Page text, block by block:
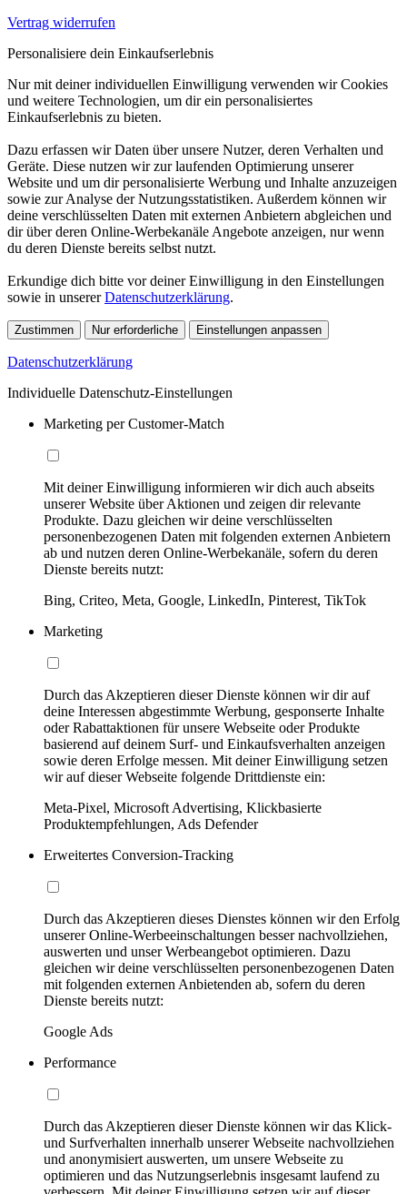
Vertrag widerrufen
Personalisiere dein Einkaufserlebnis
Nur mit deiner individuellen Einwilligung verwenden wir Cookies
und weitere Technologien, um dir ein personalisiertes
Einkaufserlebnis zu bieten.
Dazu erfassen wir Daten über unsere Nutzer, deren Verhalten und
Geräte. Diese nutzen wir zur laufenden Optimierung unserer
Website und um dir personalisierte Werbung und Inhalte anzuzeigen
sowie zur Analyse der Nutzungsstatistiken. Außerdem können wir
deine verschlüsselten Daten mit externen Anbietern abgleichen und
dir über deren Online-Werbekanäle Angebote anzeigen, nur wenn
du deren Dienste bereits selbst nutzt.
Erkundige dich bitte vor deiner Einwilligung in den Einstellungen
sowie in unsererDatenschutzerklärung.
Zustimmen Nur erforderliche Einstellungen anpassen
Datenschutzerklärung
Individuelle Datenschutz-Einstellungen
Marketing per Customer-Match
Mit deiner Einwilligung informieren wir dich auch abseits
unserer Website über Aktionen und zeigen dir relevante
Produkte. Dazu gleichen wir deine verschlüsselten
personenbezogenen Daten mit folgenden externen Anbietern
ab und nutzen deren Online-Werbekanäle, sofern du deren
Dienste bereits nutzt:
Bing, Criteo, Meta, Google, LinkedIn, Pinterest, TikTok
Marketing
Durch das Akzeptieren dieser Dienste können wir dir auf
deine Interessen abgestimmte Werbung, gesponserte Inhalte
oder Rabattaktionen für unsere Webseite oder Produkte
basierend auf deinem Surf- und Einkaufsverhalten anzeigen
sowie deren Erfolge messen. Mit deiner Einwilligung setzen
wir auf dieser Webseite folgende Drittdienste ein:
Meta-Pixel, Microsoft Advertising, Klickbasierte
Produktempfehlungen, Ads Defender
Erweitertes Conversion-Tracking
Durch das Akzeptieren dieses Dienstes können wir den Erfolg
unserer Online-Werbeeinschaltungen besser nachvollziehen,
auswerten und unser Werbeangebot optimieren. Dazu
gleichen wir deine verschlüsselten personenbezogenen Daten
mit folgenden externen Anbietenden ab, sofern du deren
Dienste bereits nutzt:
Google Ads
Performance
Durch das Akzeptieren dieser Dienste können wir das Klick-
und Surfverhalten innerhalb unserer Webseite nachvollziehen
und anonymisiert auswerten, um unsere Webseite zu
optimieren und das Nutzungserlebnis insgesamt laufend zu